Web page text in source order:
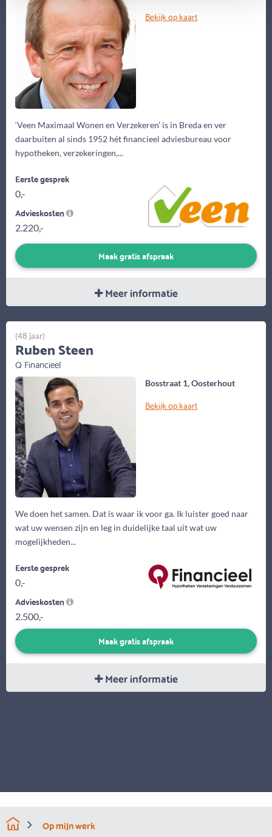
Bekijk op kaart
‘Veen Maximaal Wonen en Verzekeren’ is in Breda en ver
daarbuiten al sinds 1952 hét financieel adviesbureau voor
hypotheken, verzekeringen,...
Eerste gesprek
0,-
Advieskosten
2.220,-
Maak gratis afspraak
Meer informatie
Bosstraat 1, Oosterhout
Bekijk op kaart
We doen het samen. Dat is waar ik voor ga. Ik luister goed naar
wat uw wensen zijn en leg in duidelijke taal uit wat uw
mogelijkheden...
(48 jaar)
Ruben Steen
Q Financieel
Eerste gesprek
0,-
Advieskosten
2.500,-
Maak gratis afspraak
Meer informatie
Op mijn werk